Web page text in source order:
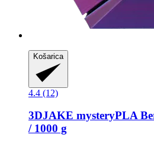
Košarica
4.4 (12)
3DJAKE mysteryPLA
/ 1000 g